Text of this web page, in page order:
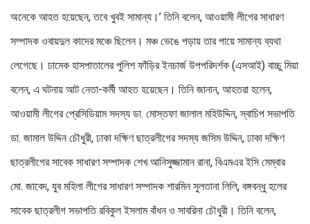
অনেকে আহত হয়েছেন, তবে খুবই সামান্য।’ তিনি বলেন, আওয়ামী লীগের সাধারণ
সম্পাদক ওবায়দুল কাদের মঞ্চে ছিলেন। মঞ্চ ভেঙে পড়ায় তার পায়ে সামান্য ব্যথা
লেগেছে। ঢামেক হাসপাতালের পুলিশ ফাঁড়ির ইনচার্জ উপপরিদর্শক (এসআই) বাচ্চু মিয়া
বলেন, এ ঘটনায় আট নেতা-কর্মী আহত হয়েছেন। তিনি জানান, আহতরা হলেন,
আওয়ামী লীগের প্রেসিডিয়াম সদস্য ডা. মোস্তফা জালাল মহিউদ্দিন, স্বাচিপ সভাপতি
ডা. জামাল উদ্দিন চৌধুরী, ঢাকা দক্ষিণ ছাত্রলীগের সদস্য জসিম উদ্দিন, ঢাকা দক্ষিণ
ছাত্রলীগের সাবেক সাধারণ সম্পাদক শেখ আনিসুজ্জামান রানা, বিএমএর ইসি মেম্বার
মো. জাবেদ, যুব মহিলা লীগের সাধারণ সম্পাদক শারমিন সুলতানা লিলি, বঙ্গবন্ধু হলের
সাবেক ছাত্রলীগ সভাপতি রবিকুল ইসলাম বাঁধন ও সাবরিনা চৌধুরী। তিনি বলেন,